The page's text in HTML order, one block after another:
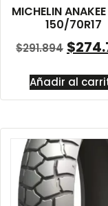
MICHELIN
150/70R17
$291.894 $
Añadir al